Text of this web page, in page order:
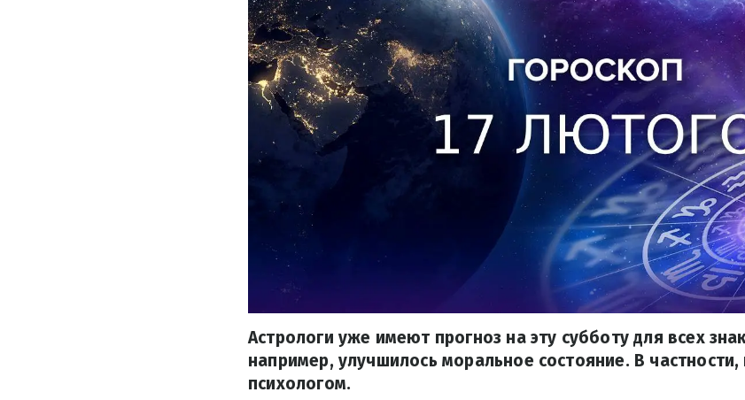
Астрологи уже имеют прогноз на эту субботу для всех
например, улучшилось моральное состояние. В
психологом.